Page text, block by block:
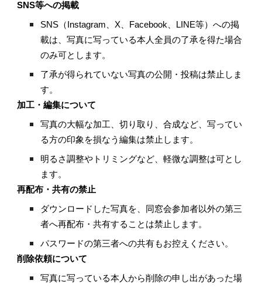
SNS等への掲載
SNS（Instagram、X、Facebook、LINE等）への掲
載は、写真に写っている本人全員の了承を得た場合
のみ可とします。
了承が得られていない写真の公開・投稿は禁止しま
す。
加工・編集について
写真の大幅な加工、切り取り、合成など、写ってい
る方の印象を損なう編集は禁止します。
明るさ調整やトリミングなど、軽微な調整は可とし
ます。
再配布・共有の禁止
ダウンロードした写真を、同窓会参加者以外の第三
者へ再配布・共有することは禁止します。
パスワードの第三者への共有もお控えください。
削除依頼について
写真に写っている本人から削除の申し出があった場